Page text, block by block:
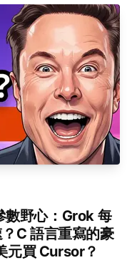
數野心：Grok 每
C 語言重寫的豪
元買 Cursor？